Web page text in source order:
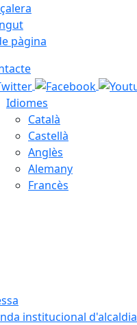
pàgina
Idiomes
Català
Castellà
Anglès
Alemany
Francès
institucional d'alcaldia